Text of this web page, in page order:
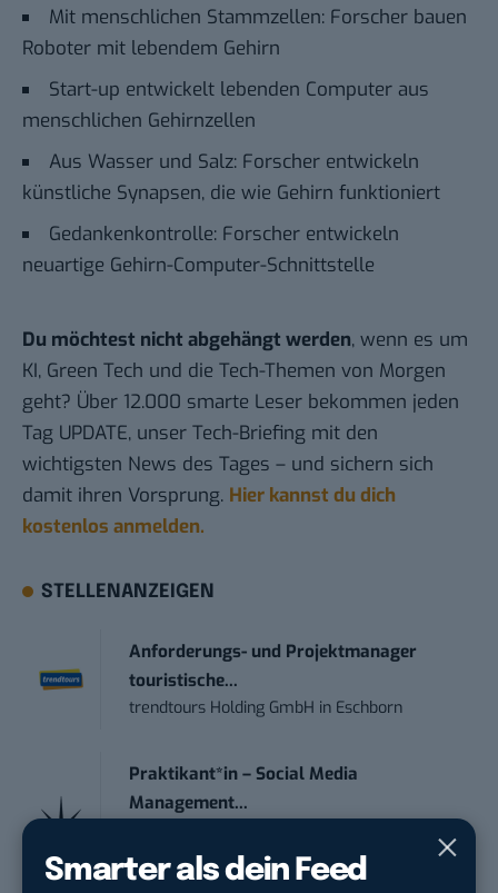
Smarter als dein Feed
Mit menschlichen Stammzellen: Forscher bauen
Roboter mit lebendem Gehirn
Start-up entwickelt lebenden Computer aus
menschlichen Gehirnzellen
Aus Wasser und Salz: Forscher entwickeln
künstliche Synapsen, die wie Gehirn funktioniert
Gedankenkontrolle: Forscher entwickeln
neuartige Gehirn-Computer-Schnittstelle
Du möchtest nicht abgehängt werden, wenn es um
KI, Green Tech und die Tech-Themen von Morgen
geht? Über 12.000 smarte Leser bekommen jeden
Tag UPDATE, unser Tech-Briefing mit den
wichtigsten News des Tages – und sichern sich
damit ihren Vorsprung. Hier kannst du dich
kostenlos anmelden.
STELLENANZEIGEN
Anforderungs- und Projektmanager
touristische...
trendtours Holding GmbH in Eschborn
Praktikant*in – Social Media
Management...
Düsseldorf